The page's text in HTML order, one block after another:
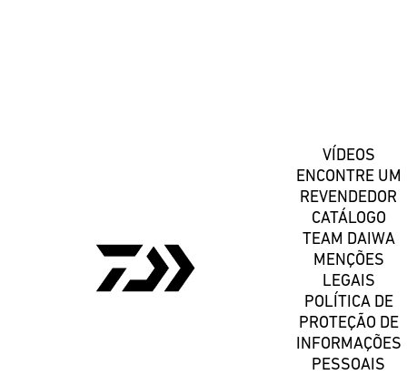
VÍDEOS
ENCONTRE UM
REVENDEDOR
CATÁLOGO
TEAM DAIWA
MENÇÕES
LEGAIS
POLÍTICA DE
PROTEÇÃO DE
INFORMAÇÕES
PESSOAIS